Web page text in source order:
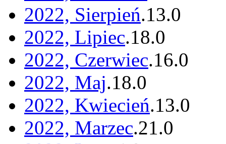
2022, Sierpień.13.0
2022, Lipiec.18.0
2022, Czerwiec.16.0
2022, Maj.18.0
2022, Kwiecień.13.0
2022, Marzec.21.0